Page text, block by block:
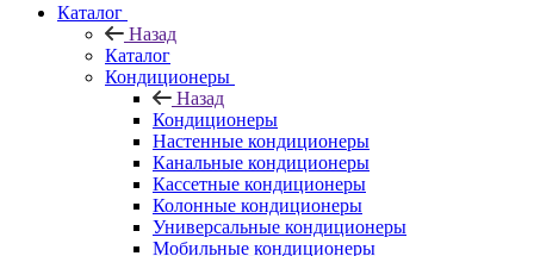
Каталог
Назад
Каталог
Кондиционеры
Назад
Кондиционеры
Настенные кондиционеры
Канальные кондиционеры
Кассетные кондиционеры
Колонные кондиционеры
Универсальные кондиционеры
Мобильные кондиционеры